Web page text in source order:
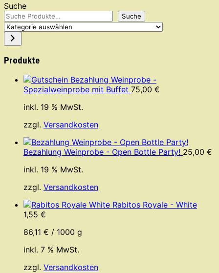
Suche
Suche
Kategorie
auswählen
Produkte
Bezahlung Weinprobe -
Spezialweinprobe mit Buffet 75,00 €
inkl. 19 % MwSt.
zzgl. Versandkosten
Bezahlung Weinprobe - Open Bottle Party! 25,00 €
inkl. 19 % MwSt.
zzgl. Versandkosten
Rabitos Royale - White
1,55 €
86,11 € / 1000 g
inkl. 7 % MwSt.
zzgl. Versandkosten